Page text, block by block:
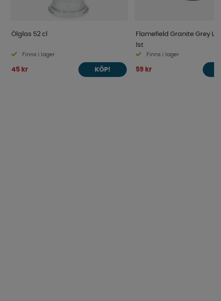
Ölglas 52 cl
Finns i lager
45 kr KÖP!
Flamefield Granite Grey
1st
Finns i lager
59 kr